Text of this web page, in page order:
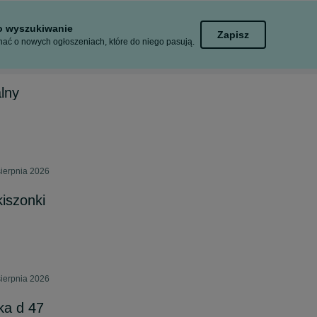
wyszukiwanie
o nowych ogłoszeniach, które do niego pasują.
Zapisz
2026
2026
d 47